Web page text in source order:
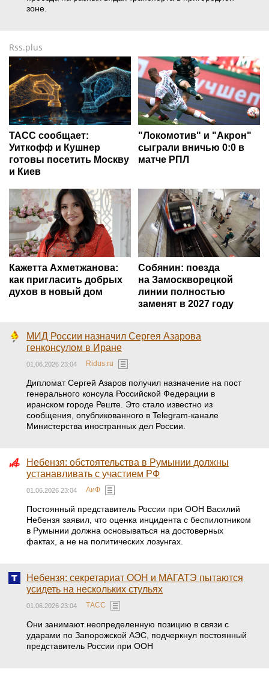
зоне.
Rss.plus
ТАСС сообщает:
Уиткофф и Кушнер
готовы посетить Москву
и Киев
"Локомотив" и "Акрон"
сыграли вничью 0:0 в
матче РПЛ
Кажетта Ахметжанова:
как пригласить добрых
духов в новый дом
Собянин: поезда
на Замоскворецкой
линии полностью
заменят в 2027 году
МИД России назначил Сергея Азарова
генконсулом в Иране
01.06.2026 23:04 Ridus.ru
Дипломат Сергей Азаров получил назначение на пост
генерального консула Российской Федерации в
иранском городе Реште. Это стало известно из
сообщения, опубликованного в Telegram-канале
Министерства иностранных дел России.
Небензя: обстоятельства в Румынии должны
устанавливать с участием РФ
01.06.2026 23:04 АиФ
Постоянный представитель России при ООН Василий
Небензя заявил, что оценка инцидента с беспилотником
в Румынии должна основываться на достоверных
фактах, а не на политических лозунгах.
Небензя: секретариат ООН и МАГАТЭ пытаются
усидеть на нескольких стульях
01.06.2026 23:04 ТАСС
Они занимают неопределенную позицию в связи с
ударами по Запорожской АЭС, подчеркнул постоянный
представитель России при ООН